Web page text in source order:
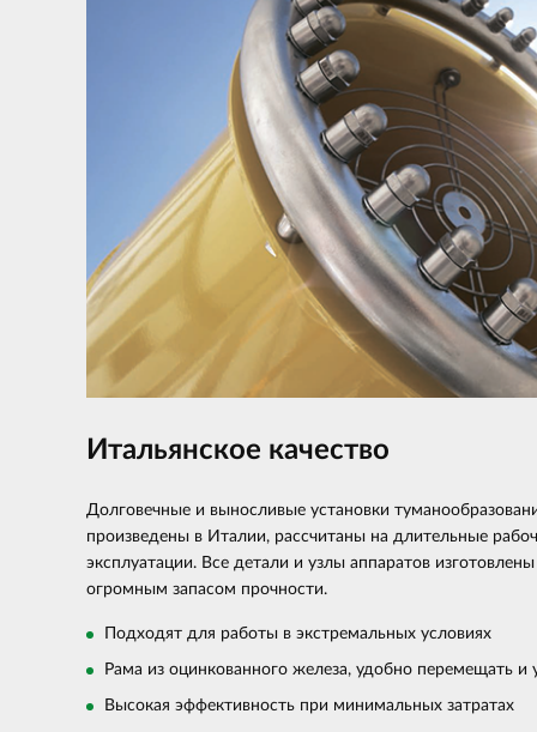
Итальянское качество
Долговечные и выносливые установки
произведены в Италии, рассчитаны на длительные
эксплуатации. Все детали и узлы аппаратов
огромным запасом прочности.
Подходят для работы в экстремальных условиях
Рама из оцинкованного железа, удобно перемещать и
Высокая эффективность при минимальных затратах